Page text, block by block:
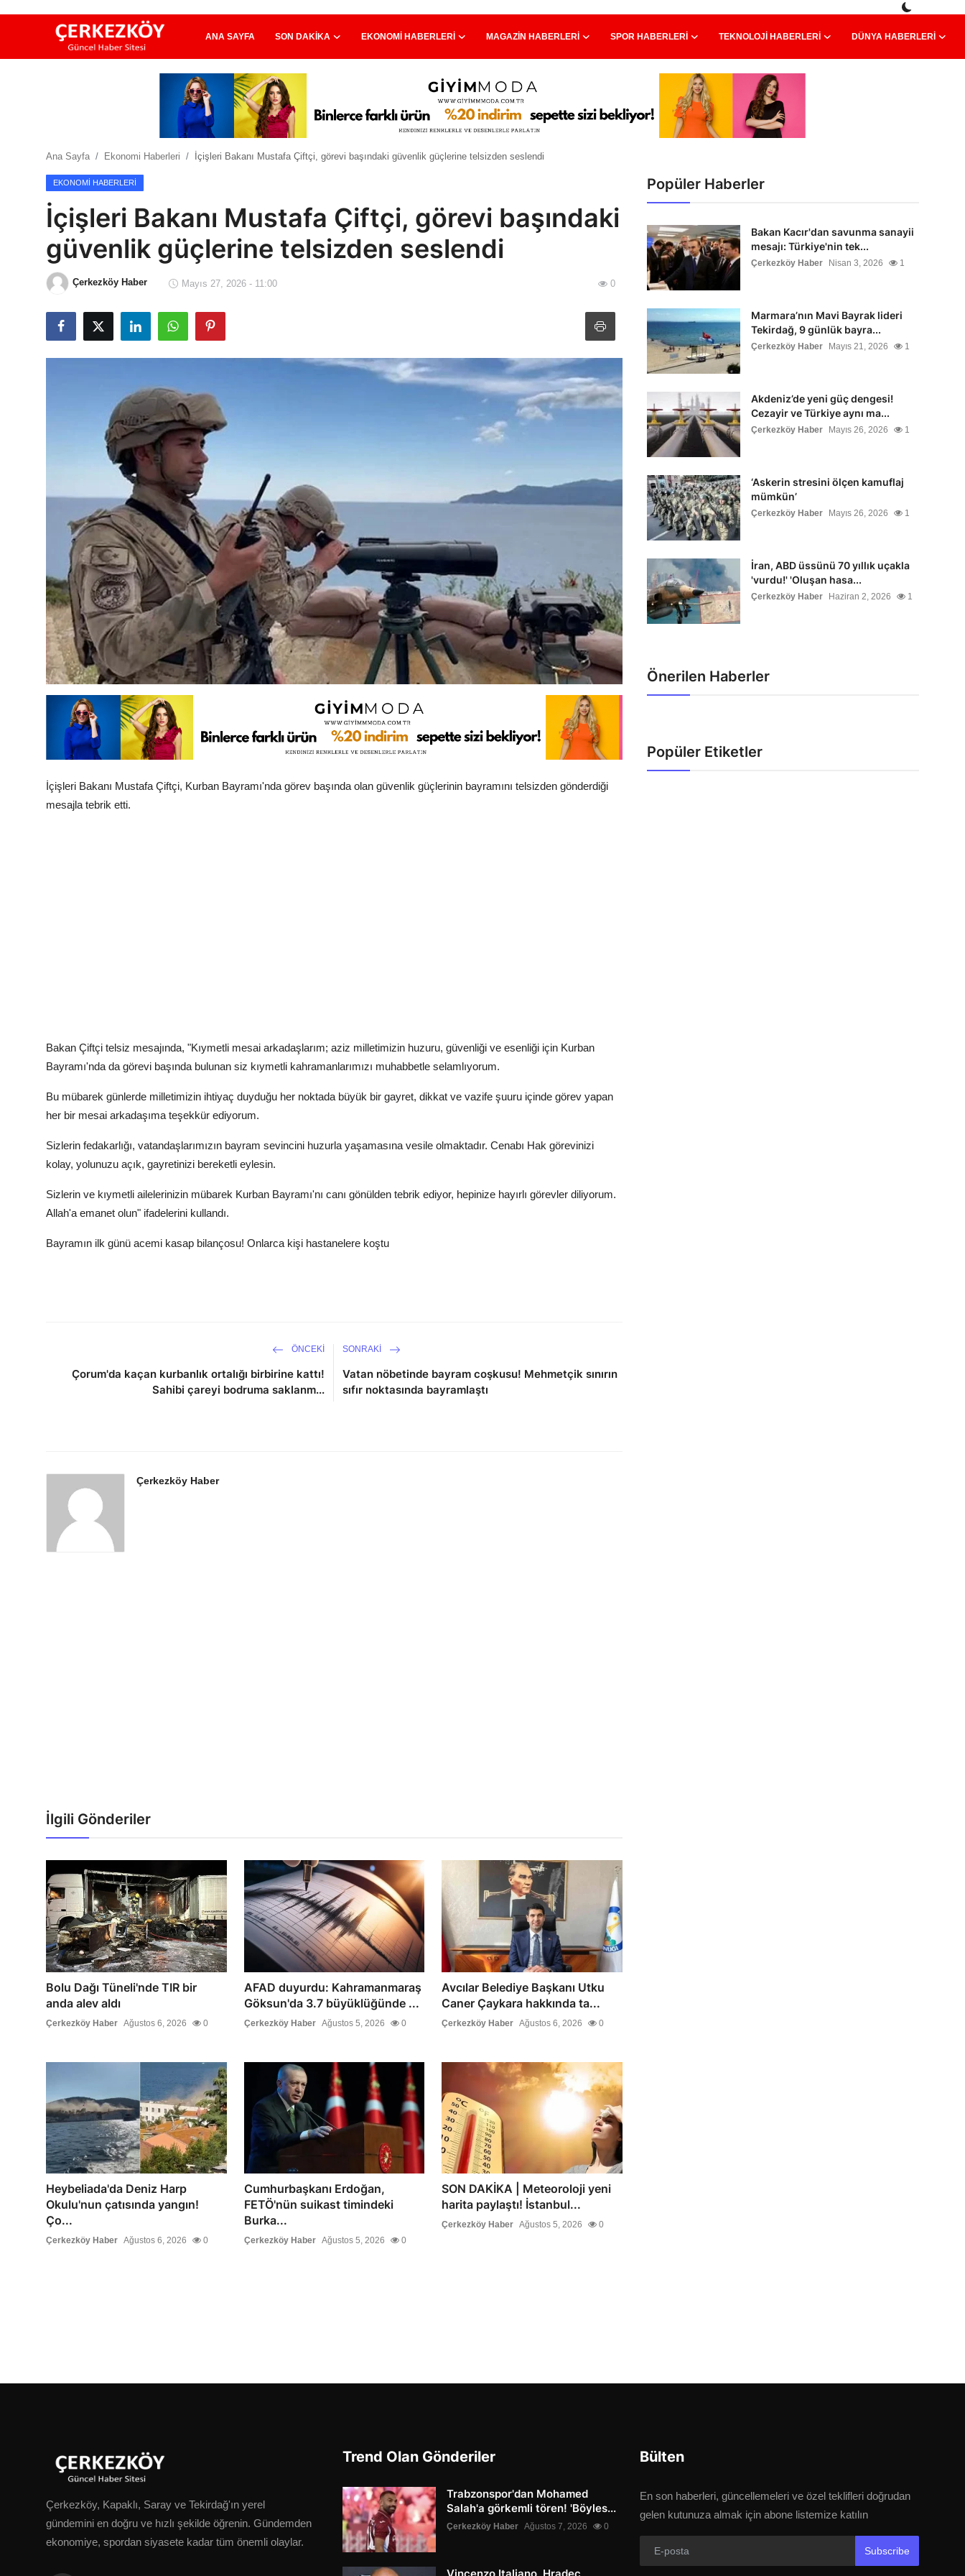
ANA SAYFA SON DAKIKA EKONOMI HABERLERI MAGAZIN HABERLERI SPOR HABERLERI TEKNOLOJI HABERLERI DÜNYA HABERLERI
Ekonomi Haberleri
Magazin Haberleri
Spor Haberleri
Teknoloji Haberleri
Çerkezköy
Ana Sayfa Ekonomi Haberleri İçişleri Bakanı Mustafa Çiftçi, görevi başındaki güvenlik güçlerine telsizden seslendi
EKONOMI HABERLERI
İçişleri Bakanı Mustafa Çiftçi, görevi başındaki
güvenlik güçlerine telsizden seslendi
Çerkezköy Haber Mayıs 27, 2026 - 11:00 0
İçişleri Bakanı Mustafa Çiftçi, Kurban Bayramı'nda görev başında olan güvenlik güçlerinin bayramını telsizden gönderdiği
mesajla tebrik etti.
Bakan Çiftçi telsiz mesajında, "Kıymetli mesai arkadaşlarım; aziz milletimizin huzuru, güvenliği ve esenliği için Kurban
Bayramı'nda da görevi başında bulunan siz kıymetli kahramanlarımızı muhabbetle selamlıyorum.
Bu mübarek günlerde milletimizin ihtiyaç duyduğu her noktada büyük bir gayret, dikkat ve vazife şuuru içinde görev yapan
her bir mesai arkadaşıma teşekkür ediyorum.
Sizlerin fedakarlığı, vatandaşlarımızın bayram sevincini huzurla yaşamasına vesile olmaktadır. Cenabı Hak görevinizi
kolay, yolunuzu açık, gayretinizi bereketli eylesin.
Sizlerin ve kıymetli ailelerinizin mübarek Kurban Bayramı'nı canı gönülden tebrik ediyor, hepinize hayırlı görevler diliyorum.
Allah'a emanet olun" ifadelerini kullandı.
Bayramın ilk günü acemi kasap bilançosu! Onlarca kişi hastanelere koştu
ÖNCEKI
Çorum'da kaçan kurbanlık ortalığı birbirine kattı!
Sahibi çareyi bodruma saklanm...
SONRAKI
Vatan nöbetinde bayram coşkusu! Mehmetçik sınırın
sıfır noktasında bayramlaştı
Çerkezköy Haber
İlgili Gönderiler
Bolu Dağı Tüneli'nde TIR bir
anda alev aldı
Çerkezköy Haber Ağustos 6, 2026 0
AFAD duyurdu: Kahramanmaraş
Göksun'da 3.7 büyüklüğünde ...
Çerkezköy Haber Ağustos 5, 2026 0
Avcılar Belediye Başkanı Utku
Caner Çaykara hakkında ta...
Çerkezköy Haber Ağustos 6, 2026 0
Heybeliada'da Deniz Harp
Okulu'nun çatısında yangın!
Ço...
Çerkezköy Haber Ağustos 6, 2026 0
Cumhurbaşkanı Erdoğan,
FETÖ'nün suikast timindeki
Burka...
Çerkezköy Haber Ağustos 5, 2026 0
SON DAKİKA | Meteoroloji yeni
harita paylaştı! İstanbul...
Çerkezköy Haber Ağustos 5, 2026 0
Popüler Haberler
Bakan Kacır'dan savunma sanayii
mesajı: Türkiye'nin tek...
Çerkezköy Haber Nisan 3, 2026 1
Marmara’nın Mavi Bayrak lideri
Tekirdağ, 9 günlük bayra...
Çerkezköy Haber Mayıs 21, 2026 1
Akdeniz’de yeni güç dengesi!
Cezayir ve Türkiye aynı ma...
Çerkezköy Haber Mayıs 26, 2026 1
‘Askerin stresini ölçen kamuflaj
mümkün’
Çerkezköy Haber Mayıs 26, 2026 1
İran, ABD üssünü 70 yıllık uçakla
'vurdu!' 'Oluşan hasa...
Çerkezköy Haber Haziran 2, 2026 1
Önerilen Haberler
Popüler Etiketler
Çerkezköy, Kapaklı, Saray ve Tekirdağ'ın yerel
gündemini en doğru ve hızlı şekilde öğrenin. Gündemden
ekonomiye, spordan siyasete kadar tüm önemli olaylar.
Trend Olan Gönderiler
Trabzonspor'dan Mohamed
Salah'a görkemli tören! 'Böyles...
Çerkezköy Haber Ağustos 7, 2026 0
Bülten
En son haberleri, güncellemeleri ve özel teklifleri doğrudan
gelen kutunuza almak için abone listemize katılın
Subscribe